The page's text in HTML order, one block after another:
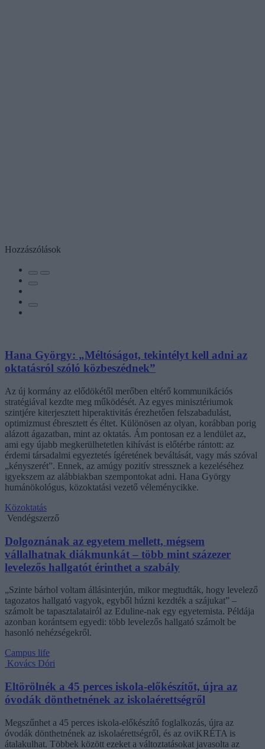
Hozzászólások
Hana György: „Méltóságot, tekintélyt kell adni az
oktatásról szóló közbeszédnek”
Az új kormány az elődökétől merőben eltérő kommunikációs
stratégiával kezdte meg működését. Az egyes minisztériumok
szintjére kiterjesztett hiperaktivitás érezhetően felszabadulást,
optimizmust ébresztett és éltet. Különösen az olyan, korábban porig
alázott ágazatban, mint az oktatás. Ám pontosan ez a lendület az,
ami egy újabb megkerülhetetlen kihívást is előtérbe rántott: az
érdemi társadalmi egyeztetés ígéretének beváltását, vagy más szóval
„kényszerét”. Ennek, az amúgy pozitív stressznek a kezeléséhez
igyekszem az alábbiakban szempontokat adni. Hana György
humánökológus, közoktatási vezető véleménycikke.
Közoktatás
Vendégszerző
Dolgoznának az egyetem mellett, mégsem
vállalhatnak diákmunkát – több mint százezer
levelezős hallgatót érinthet a szabály
„Szinte bárhol voltam állásinterjún, mikor megtudták, hogy levelező
tagozatos hallgató vagyok, egyből húzni kezdték a szájukat” –
számolt be tapasztalatairól az Eduline-nak egy egyetemista. Példája
azonban korántsem egyedi: több levelezős hallgató számolt be
hasonló nehézségekről.
Campus life
Kovács Dóri
Eltörölnék a 45 perces iskola-előkészítőt, újra az
óvodák dönthetnének az iskolaérettségről
Megszűnhet a 45 perces iskola-előkészítő foglalkozás, újra az
óvodák dönthetnének az iskolaérettségről, és az oviKRÉTA is
átalakulhat. Többek között ezeket a változtatásokat javasolta az